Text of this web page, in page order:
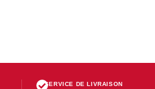
SERVICE DE LIVRAISON